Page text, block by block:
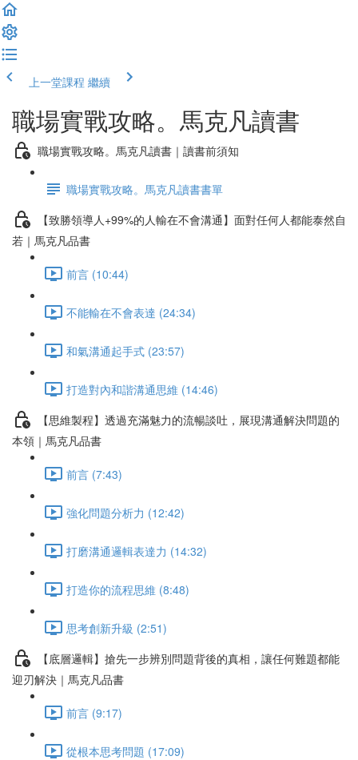
上一堂課程 繼續
職場實戰攻略。馬克凡讀書
職場實戰攻略。馬克凡讀書｜讀書前須知
職場實戰攻略。馬克凡讀書書單
【致勝領導人+99%的人輸在不會溝通】面對任何人都能泰然自
若｜馬克凡品書
前言 (10:44)
不能輸在不會表達 (24:34)
和氣溝通起手式 (23:57)
打造對內和諧溝通思維 (14:46)
【思維製程】透過充滿魅力的流暢談吐，展現溝通解決問題的
本領｜馬克凡品書
前言 (7:43)
強化問題分析力 (12:42)
打磨溝通邏輯表達力 (14:32)
打造你的流程思維 (8:48)
思考創新升級 (2:51)
【底層邏輯】搶先一步辨別問題背後的真相，讓任何難題都能
迎刃解決｜馬克凡品書
前言 (9:17)
從根本思考問題 (17:09)